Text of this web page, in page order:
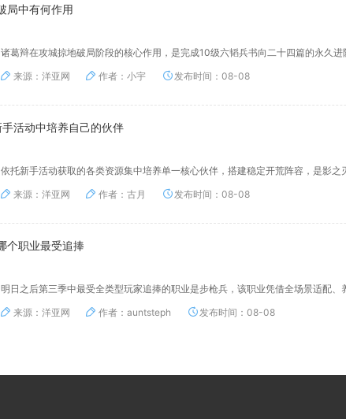
局中有何作用
诸葛辩在攻城掠地破局阶段的核心作用，是完成10级六韬兵书向二十四篇的永久
来源：洋亚网
作者：小宇 发布时间：08-08
活动中培养自己的伙伴
依托新手活动获取的各类资源集中培养单一核心伙伴，搭建稳定开荒阵容，是影
来源：洋亚网
作者：古月 发布时间：08-08
个职业最受追捧
明日之后第三季中最受全类型玩家追捧的职业是步枪兵，该职业凭借全场景适配、
来源：洋亚网
作者：auntsteph 发布时间：08-08